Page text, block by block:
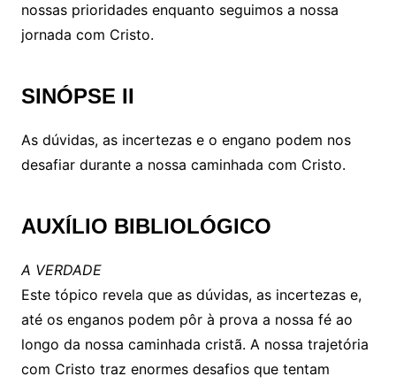
nossas prioridades enquanto seguimos a nossa
jornada com Cristo.
SINÓPSE II
As dúvidas, as incertezas e o engano podem nos
desafiar durante a nossa caminhada com Cristo.
AUXÍLIO BIBLIOLÓGICO
A VERDADE
Este tópico revela que as dúvidas, as incertezas e,
até os enganos podem pôr à prova a nossa fé ao
longo da nossa caminhada cristã. A nossa trajetória
com Cristo traz enormes desafios que tentam